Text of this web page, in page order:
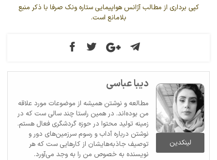
کپی برداری از مطالب آژانس هواپیمایی ستاره ونک صرفا با ذکر منبع
بلامانع است.
لینکدین
دیبا عباسی
مطالعه و نوشتن همیشه از موضوعات مورد علاقه
من بوده‌اند. در همین راستا چند سالی ست که در
زمینه تولید محتوا در حوزه گردشگری فعال هستم.
نوشتن درباره آداب و رسوم سرزمین‌های دور و
توصیف جاذبه‌هایشان از کارهایی ست که هر
نویسنده به خصوص من را به وجد می‌آورد.